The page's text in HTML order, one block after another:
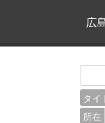
広
タイ
所在